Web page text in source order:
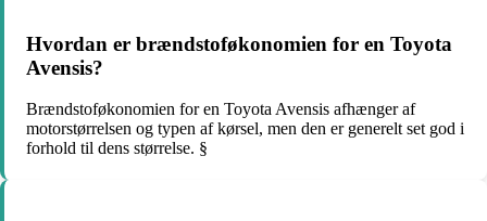
Hvordan er brændstoføkonomien for en Toyota
Avensis?
Brændstoføkonomien for en Toyota Avensis afhænger af
motorstørrelsen og typen af kørsel, men den er generelt set god i
forhold til dens størrelse. §